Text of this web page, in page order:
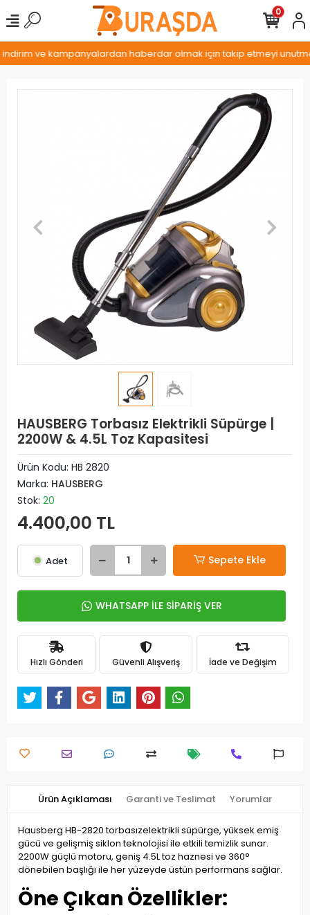
ve kampanyalardan haberdar olmak için takip etmeyi
0
HAUSBERG Torbasız Elektrikli Süpürge |
2200W & 4.5L Toz Kapasitesi
Ürün Kodu: HB 2820
Marka: HAUSBERG
Stok: 20
4.400,00 TL
Adet Sepete Ekle
WHATSAPP İLE SİPARİŞ VER
Hızlı Gönderi Güvenli Alışveriş İade ve Değişim
Ürün Açıklaması Garanti ve Teslimat Yorumlar
Hausberg HB-2820 torbasızelektrikli süpürge, yüksek emiş
gücü ve gelişmiş siklon teknolojisi ile etkili temizlik sunar.
2200W güçlü motoru, geniş 4.5L toz haznesi ve 360°
dönebilen başlığı ile her yüzeyde üstün performans sağlar.
Öne Çıkan Özellikler: